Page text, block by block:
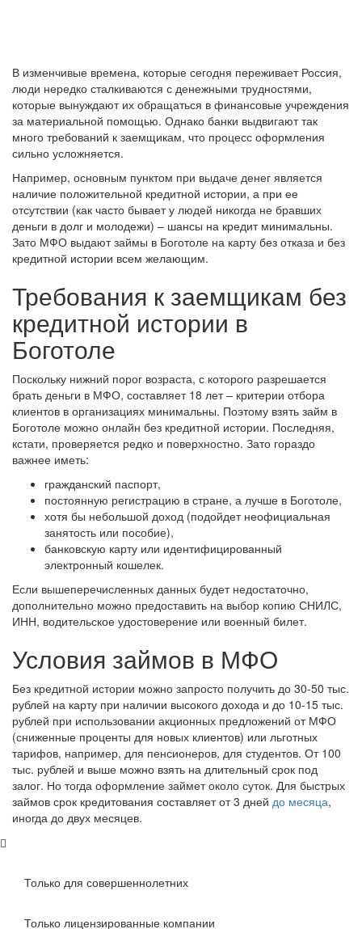
Максим
Отличный банк. Постоянно беру деньги
взаймы без всяких проблем и
поручителей. Ни разу банк меня не
подводил и не...
Богдан
Просрочил свой кредит взятый в банке и
все.. Испортил свою кредитную
историю. Ни один кредит не дал. Такое
ощущение , что...
Заём мне одобрили не так быстро как я
хотел, но это меня не сильно
напрягло.Ну в общем этой конторой я
остался доволен....
В изменчивые времена, которые сегодня переживает Россия,
люди нередко сталкиваются с денежными трудностями,
которые вынуждают их обращаться в финансовые учреждения
за материальной помощью. Однако банки выдвигают так
много требований к заемщикам, что процесс оформления
сильно усложняется.
Например, основным пунктом при выдаче денег является
наличие положительной кредитной истории, а при ее
отсутствии (как часто бывает у людей никогда не бравших
деньги в долг и молодежи) – шансы на кредит минимальны.
Зато МФО выдают займы в Боготоле на карту без отказа и без
кредитной истории всем желающим.
Требования к заемщикам без
кредитной истории в
Боготоле
Поскольку нижний порог возраста, с которого разрешается
брать деньги в МФО, составляет 18 лет – критерии отбора
клиентов в организациях минимальны. Поэтому взять займ в
Боготоле можно онлайн без кредитной истории. Последняя,
кстати, проверяется редко и поверхностно. Зато гораздо
важнее иметь:
гражданский паспорт,
постоянную регистрацию в стране, а лучше в Боготоле,
хотя бы небольшой доход (подойдет неофициальная
занятость или пособие),
банковскую карту или идентифицированный
электронный кошелек.
Если вышеперечисленных данных будет недостаточно,
дополнительно можно предоставить на выбор копию СНИЛС,
ИНН, водительское удостоверение или военный билет.
Условия займов в МФО
Без кредитной истории можно запросто получить до 30-50 тыс.
рублей на карту при наличии высокого дохода и до 10-15 тыс.
рублей при использовании акционных предложений от МФО
(сниженные проценты для новых клиентов) или льготных
тарифов, например, для пенсионеров, для студентов. От 100
тыс. рублей и выше можно взять на длительный срок под
залог. Но тогда оформление займет около суток. Для быстрых
займов срок кредитования составляет от 3 дней до месяца,
иногда до двух месяцев.
Только для совершеннолетних
Только лицензированные компании